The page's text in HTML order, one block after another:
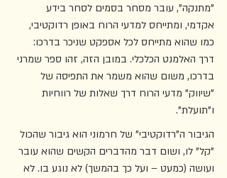
"מתנקה", עובר מסחר בסמים לסחר בידע
אקדמי, ומתייחס למדעי הרוח באופן רדוקטיבי,
כמו שהוא מתייחס לכל אספקט שניכר בדרכו:
דרך האלמנט הכלכלי. במובן הזה, זהו ספר שמרני
בדרכו, משום שהוא משמר את התפיסה של
"שיווק" מדעי הרוח דרך שאלות של רווחיות
ו"תועלת".
הגיבור ה"רדוקטיבי" של חרמוני הוא גיבור שהכול
"קל" לו, ושום דבר מהדברים הקשים שהוא עובר
ועושה (כמעט – ועל כך בהמשך) לא נוגע בו. לא